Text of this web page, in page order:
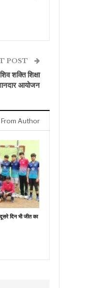
POST
शक्ति शिक्षा
आयोजन
Author
दिन भी जीत का